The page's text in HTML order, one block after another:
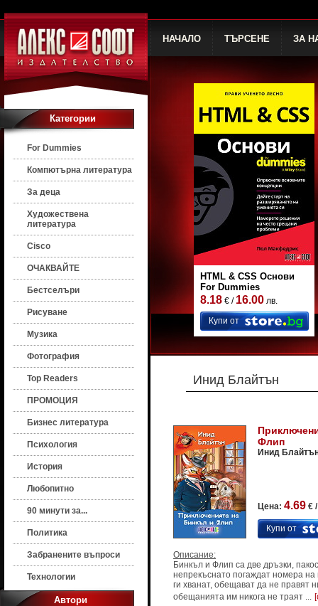
НАЧАЛО ТЪРСЕНЕ ЗА
Категории
For Dummies
Компютърна литература
За деца
Художествена
литература
Cisco
ОЧАКВАЙТЕ
Бестселъри
Рисуване
Музика
Фотография
Top Readers
ПРОМОЦИЯ
Бизнес литература
Психология
История
Любопитно
90 минути за...
Политика
Забранените въпроси
Технологии
Автори
HTML & CSS Основи
For Dummies
8.18 € / 16.00 лв.
Купи от
Инид Блайтън
Флип
Инид
Цена: 4.69 €
Купи от
Описание:
Бинкъл и Флип са две дръзки,
непрекъснато погаждат номера
ги хванат, обещават да не правят
обещанията им никога не траят ...